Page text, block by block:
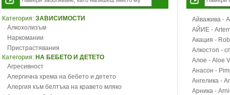
Категория: ЗАВИСИМОСТИ
Алкохолизъм
Наркомании
Пристрастявания
Категория: НА БЕБЕТО И ДЕТЕТО
Агресивност
Алергична хрема на бебето и детето
Алергия към белтъка на кравето мляко
Айважива -
АЙИЕ -
Акация -
Алкостоп -
Алое - Aloe
Анасон -
Ангелика -
Арника -